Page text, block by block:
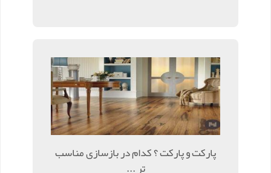
پارکت و پارکت ؟ کدام در بازسازی مناسب
تر ...